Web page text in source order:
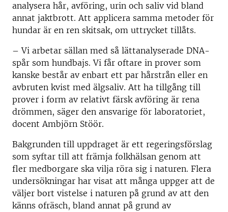
analysera hår, avföring, urin och saliv vid bland
annat jaktbrott. Att applicera samma metoder för
hundar är en ren skitsak, om uttrycket tillåts.
– Vi arbetar sällan med så lättanalyserade DNA-
spår som hundbajs. Vi får oftare in prover som
kanske består av enbart ett par hårstrån eller en
avbruten kvist med älgsaliv. Att ha tillgång till
prover i form av relativt färsk avföring är rena
drömmen, säger den ansvarige för laboratoriet,
docent Ambjörn Stöör.
Bakgrunden till uppdraget är ett regeringsförslag
som syftar till att främja folkhälsan genom att
fler medborgare ska vilja röra sig i naturen. Flera
undersökningar har visat att många uppger att de
väljer bort vistelse i naturen på grund av att den
känns ofräsch, bland annat på grund av